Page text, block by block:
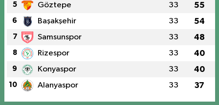
5 Göztepe 33 55
6 Başakşehir 33 54
7 Samsunspor 33 48
8 Rizespor 33 40
9 Konyaspor 33 40
10 Alanyaspor 33 37